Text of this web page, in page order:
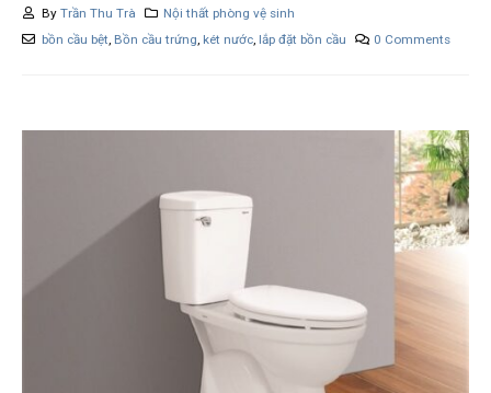
By Trần Thu Trà
Nội thất phòng vệ sinh
bồn cầu bệt, Bồn cầu trứng, két nước, lắp đặt bồn cầu 0 Comments